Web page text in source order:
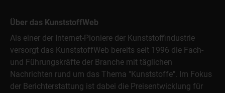
Über das KunststoffWeb
Als einer der Internet-Pioniere der Kunststoffindustrie
versorgt das KunststoffWeb bereits seit 1996 die Fach-
und Führungskräfte der Branche mit täglichen
Nachrichten rund um das Thema "Kunststoffe". Im Fokus
der Berichterstattung ist dabei die Preisentwicklung für